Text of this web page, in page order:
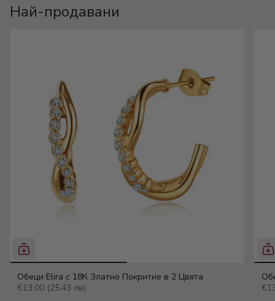
Най-продавани
Обеци Elira с 18К Златно Покритие в 2 Цвята
€13,00 (25.43 лв)